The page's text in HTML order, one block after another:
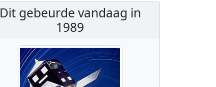
Dit gebeurde vandaag in
1989